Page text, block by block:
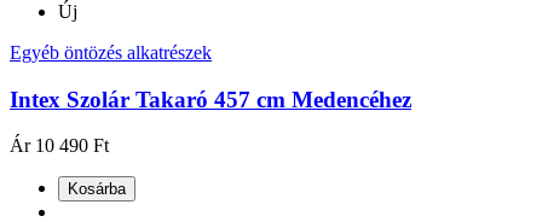
Új
Egyéb öntözés alkatrészek
Intex Szolár Takaró 457 cm Medencéhez
Ár 10 490 Ft
Kosárba